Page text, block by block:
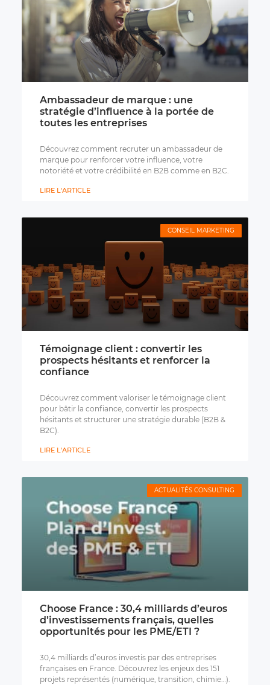
Ambassadeur de marque : une
stratégie d’influence à la portée de
toutes les entreprises
Découvrez comment recruter un ambassadeur de
marque pour renforcer votre influence, votre
notoriété et votre crédibilité en B2B comme en B2C.
LIRE L'ARTICLE
CONSEIL MARKETING
Témoignage client : convertir les
prospects hésitants et renforcer la
confiance
Découvrez comment valoriser le témoignage client
pour bâtir la confiance, convertir les prospects
hésitants et structurer une stratégie durable (B2B &
B2C).
LIRE L'ARTICLE
ACTUALITÉS CONSULTING
Choose France : 30,4 milliards d’euros
d’investissements français, quelles
opportunités pour les PME/ETI ?
30,4 milliards d’euros investis par des entreprises
françaises en France. Découvrez les enjeux des 151
projets représentés (numérique, transition, chimie…).